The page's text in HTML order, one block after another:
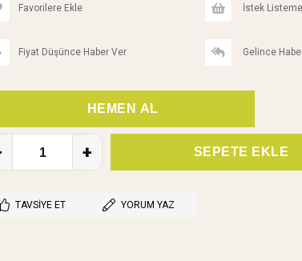
Favorilere Ekle İstek
Fiyat Düşünce Haber Ver Gelince
TAVSIYE ET YORUM YAZ